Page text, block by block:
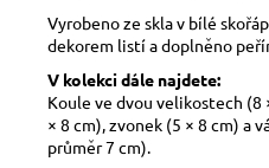
Vyrobeno ze skla v bílé
dekorem listí a doplněno
V kolekci dále najdete:
Koule ve dvou velikostech (8
× 8 cm), zvonek (5 × 8 cm) a
průměr 7 cm).